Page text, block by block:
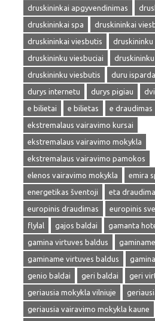
druskininkai apgyvendinimas
druskininkai spa
druskininkai
druskininkai viesbutis
druskininku
druskininku viesbuciai
druskininku viesbutis
duru
durys internetu
durys pigiau
e bilietai
e bilietas e draudimas
ekstremalaus vairavimo kursai
ekstremalaus vairavimo mokykla
ekstremalaus vairavimo pamokos
elenos vairavimo mokykla
emira
energetikas šventoji
eta
europinis draudimas
europinis
flylal
gajos baldai
gamanta
gamina virtuves baldus
gaminame virtuves baldus
genio baldai
geri baldai
geri
geriausia mokykla vilniuje
geriausia vairavimo mokykla kaune